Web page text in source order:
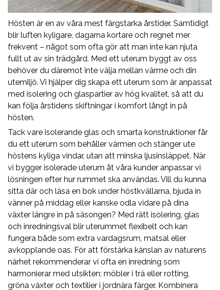
Hösten är en av våra mest färgstarka årstider. Samtidigt
blir luften kyligare, dagarna kortare och regnet mer
frekvent – något som ofta gör att man inte kan njuta
fullt ut av sin trädgård. Med ett uterum byggt av oss
behöver du däremot inte välja mellan värme och din
utemiljö. Vi hjälper dig skapa ett uterum som är anpassat
med isolering och glaspartier av hög kvalitet, så att du
kan följa årstidens skiftningar i komfort långt in på
hösten.
Tack vare isolerande glas och smarta konstruktioner får
du ett uterum som behåller värmen och stänger ute
höstens kyliga vindar, utan att minska ljusinsläppet. När
vi bygger isolerade uterum åt våra kunder anpassar vi
lösningen efter hur rummet ska användas. Vill du kunna
sitta där och läsa en bok under höstkvällarna, bjuda in
vänner på middag eller kanske odla vidare på dina
växter längre in på säsongen? Med rätt isolering, glas
och inredningsval blir uterummet flexibelt och kan
fungera både som extra vardagsrum, matsal eller
avkopplande oas. För att förstärka känslan av naturens
närhet rekommenderar vi ofta en inredning som
harmonierar med utsikten: möbler i trä eller rotting,
gröna växter och textilier i jordnära färger. Kombinera